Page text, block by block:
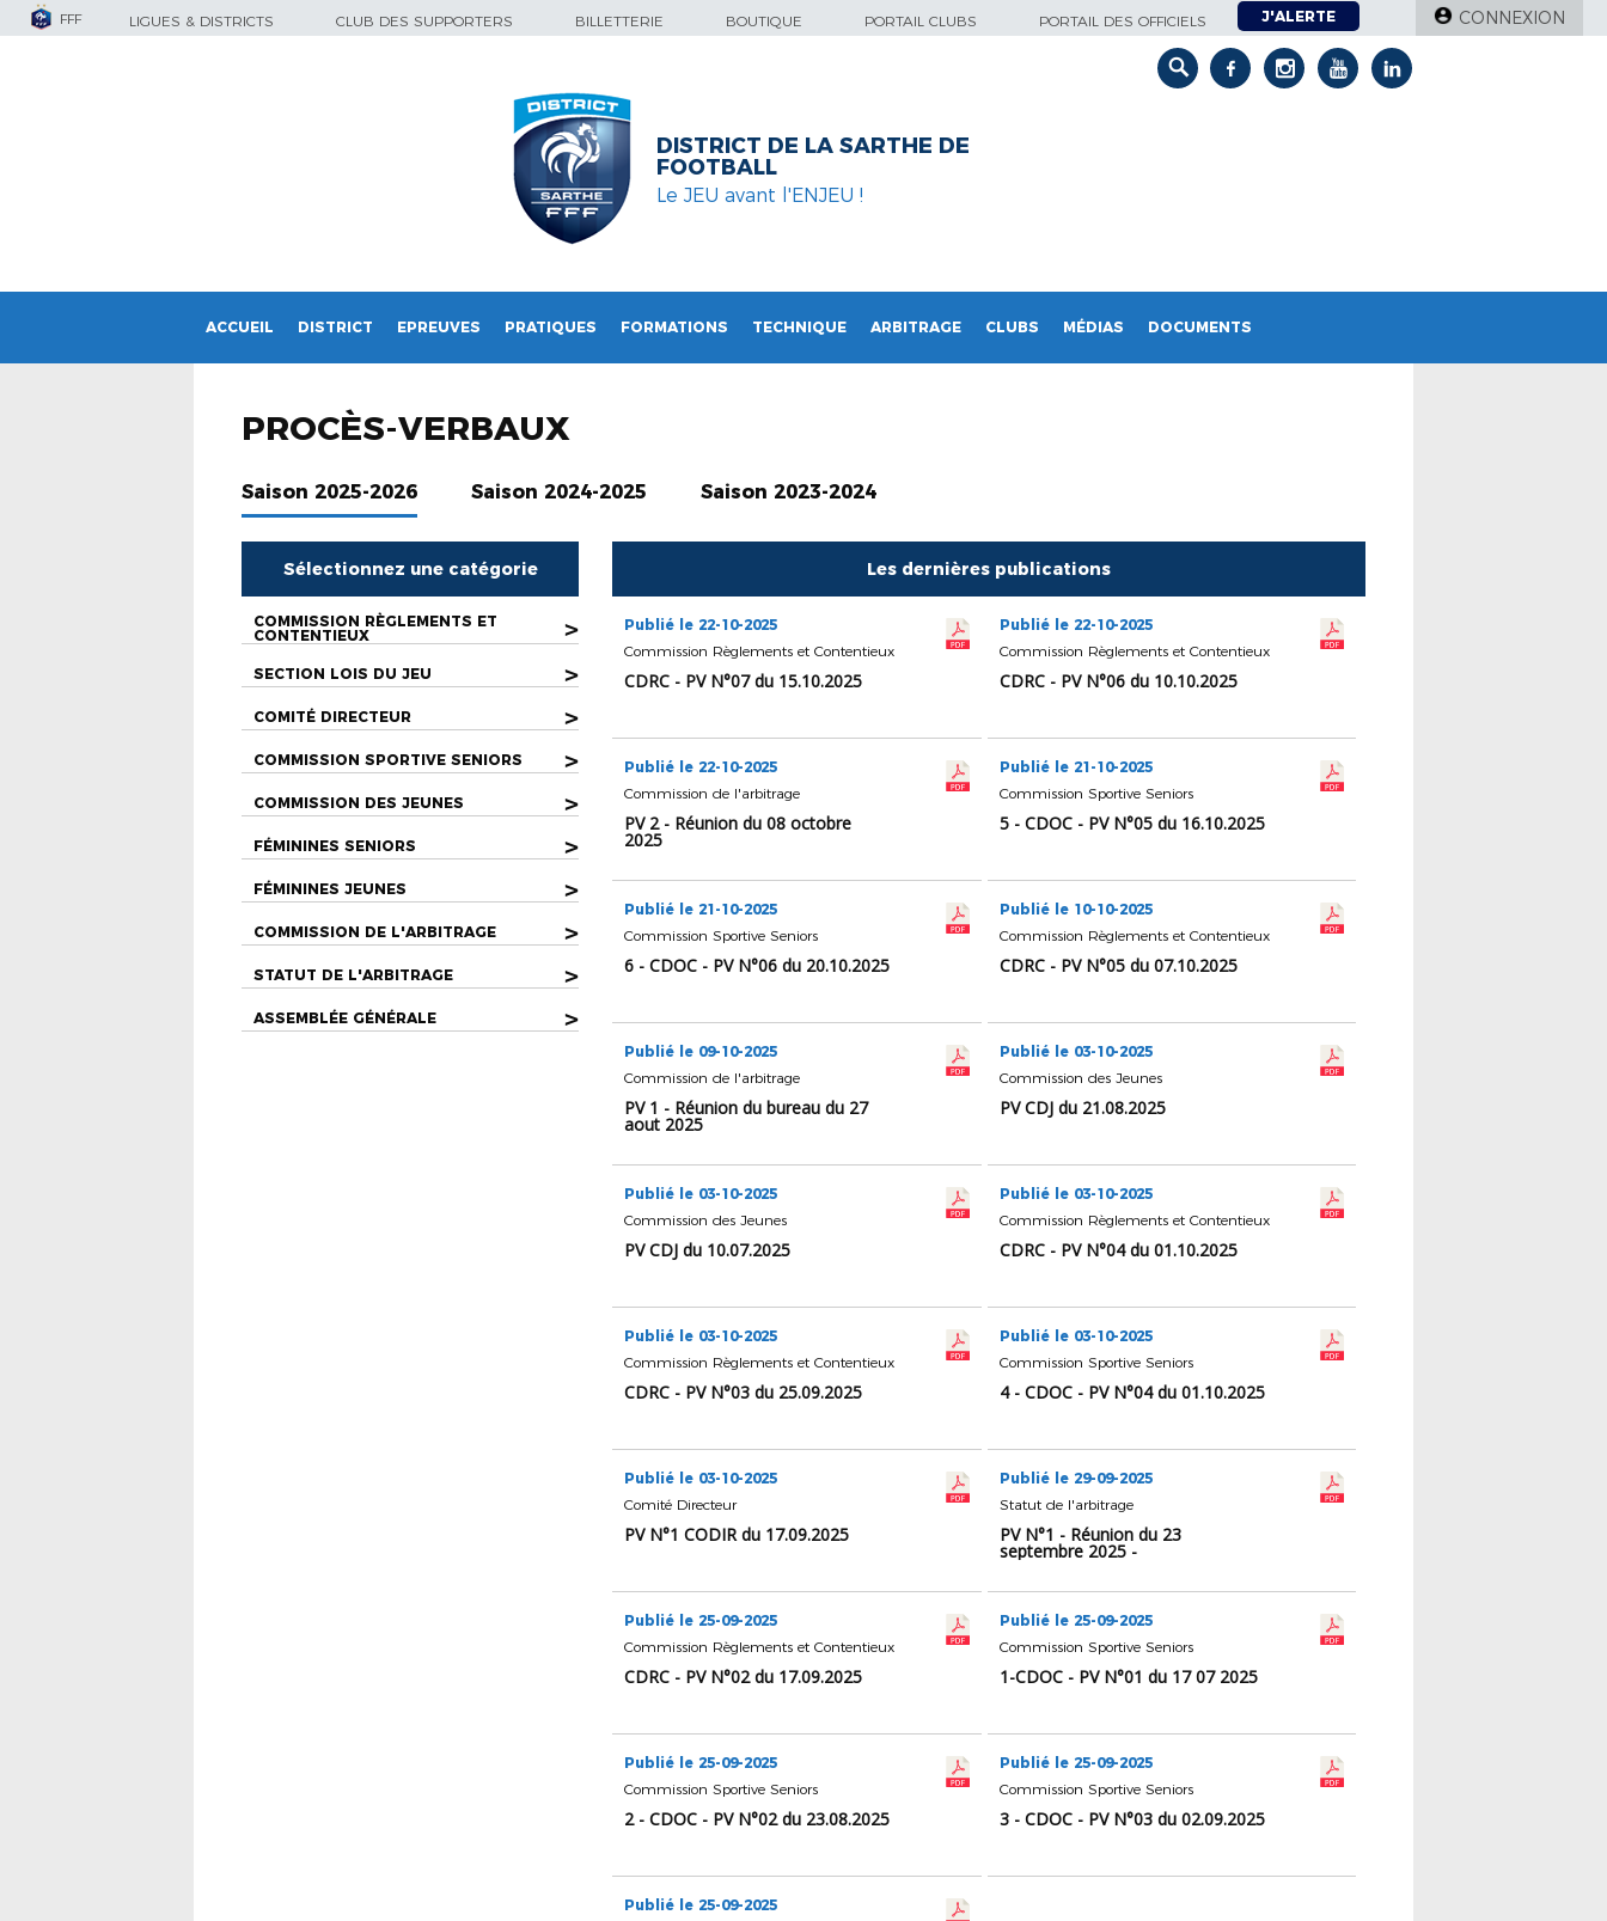
FFF LIGUES & DISTRICTS CLUB DES SUPPORTERS BILLETTERIE BOUTIQUE PORTAIL CLUBS PORTAIL DES OFFICIELS J'ALERTE CONNEXION
DISTRICT DE LA SARTHE DE
FOOTBALL
Le JEU avant l'ENJEU !
ACCUEIL DISTRICT EPREUVES PRATIQUES FORMATIONS TECHNIQUE ARBITRAGE CLUBS MÉDIAS DOCUMENTS
PROCÈS-VERBAUX
Saison 2025-2026 Saison 2024-2025 Saison 2023-2024
Sélectionnez une catégorie
COMMISSION RÈGLEMENTS ET
CONTENTIEUX
>
SECTION LOIS DU JEU >
COMITÉ DIRECTEUR >
COMMISSION SPORTIVE SENIORS >
COMMISSION DES JEUNES >
FÉMININES SENIORS >
FÉMININES JEUNES >
COMMISSION DE L'ARBITRAGE >
STATUT DE L'ARBITRAGE >
ASSEMBLÉE GÉNÉRALE >
Les dernières publications
Publié le 22-10-2025
Commission Règlements et Contentieux
CDRC - PV N°07 du 15.10.2025
Publié le 22-10-2025
Commission Règlements et Contentieux
CDRC - PV N°06 du 10.10.2025
Publié le 22-10-2025
Commission de l'arbitrage
PV 2 - Réunion du 08 octobre
2025
Publié le 21-10-2025
Commission Sportive Seniors
5 - CDOC - PV N°05 du 16.10.2025
Publié le 21-10-2025
Commission Sportive Seniors
6 - CDOC - PV N°06 du 20.10.2025
Publié le 10-10-2025
Commission Règlements et Contentieux
CDRC - PV N°05 du 07.10.2025
Publié le 09-10-2025
Commission de l'arbitrage
PV 1 - Réunion du bureau du 27
aout 2025
Publié le 03-10-2025
Commission des Jeunes
PV CDJ du 21.08.2025
Publié le 03-10-2025
Commission des Jeunes
PV CDJ du 10.07.2025
Publié le 03-10-2025
Commission Règlements et Contentieux
CDRC - PV N°04 du 01.10.2025
Publié le 03-10-2025
Commission Règlements et Contentieux
CDRC - PV N°03 du 25.09.2025
Publié le 03-10-2025
Commission Sportive Seniors
4 - CDOC - PV N°04 du 01.10.2025
Publié le 03-10-2025
Comité Directeur
PV N°1 CODIR du 17.09.2025
Publié le 29-09-2025
Statut de l'arbitrage
PV N°1 - Réunion du 23
septembre 2025 -
Publié le 25-09-2025
Commission Règlements et Contentieux
CDRC - PV N°02 du 17.09.2025
Publié le 25-09-2025
Commission Sportive Seniors
1-CDOC - PV N°01 du 17 07 2025
Publié le 25-09-2025
Commission Sportive Seniors
2 - CDOC - PV N°02 du 23.08.2025
Publié le 25-09-2025
Commission Sportive Seniors
3 - CDOC - PV N°03 du 02.09.2025
Publié le 25-09-2025